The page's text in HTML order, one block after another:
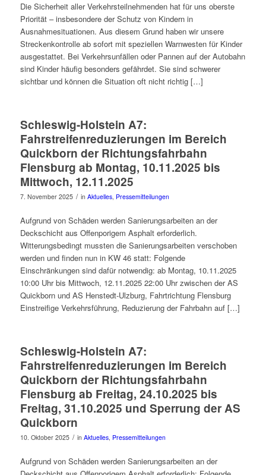
Die Sicherheit aller Verkehrsteilnehmenden hat für uns oberste
Priorität – insbesondere der Schutz von Kindern in
Ausnahmesituationen. Aus diesem Grund haben wir unsere
Streckenkontrolle ab sofort mit speziellen Warnwesten für Kinder
ausgestattet. Bei Verkehrsunfällen oder Pannen auf der Autobahn
sind Kinder häufig besonders gefährdet. Sie sind schwerer
sichtbar und können die Situation oft nicht richtig […]
Schleswig-Holstein A7:
Fahrstreifenreduzierungen im Bereich
Quickborn der Richtungsfahrbahn
Flensburg ab Montag, 10.11.2025 bis
Mittwoch, 12.11.2025
7. November 2025 / in Aktuelles, Pressemitteilungen
Aufgrund von Schäden werden Sanierungsarbeiten an der
Deckschicht aus Offenporigem Asphalt erforderlich.
Witterungsbedingt mussten die Sanierungsarbeiten verschoben
werden und finden nun in KW 46 statt: Folgende
Einschränkungen sind dafür notwendig: ab Montag, 10.11.2025
10:00 Uhr bis Mittwoch, 12.11.2025 22:00 Uhr zwischen der AS
Quickborn und AS Henstedt-Ulzburg, Fahrtrichtung Flensburg
Einstreifige Verkehrsführung, Reduzierung der Fahrbahn auf […]
Schleswig-Holstein A7:
Fahrstreifenreduzierungen im Bereich
Quickborn der Richtungsfahrbahn
Flensburg ab Freitag, 24.10.2025 bis
Freitag, 31.10.2025 und Sperrung der AS
Quickborn
10. Oktober 2025 / in Aktuelles, Pressemitteilungen
Aufgrund von Schäden werden Sanierungsarbeiten an der